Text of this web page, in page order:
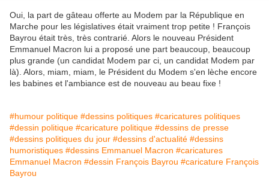
Oui, la part de gâteau offerte au Modem par la République en
Marche pour les législatives était vraiment trop petite ! François
Bayrou était très, très contrarié. Alors le nouveau Président
Emmanuel Macron lui a proposé une part beaucoup, beaucoup
plus grande (un candidat Modem par ci, un candidat Modem par
là). Alors, miam, miam, le Président du Modem s'en lèche encore
les babines et l'ambiance est de nouveau au beau fixe !
#humour politique #dessins politiques #caricatures politiques
#dessin politique #caricature politique #dessins de presse
#dessins politiques du jour #dessins d'actualité #dessins
humoristiques #dessins Emmanuel Macron #caricatures
Emmanuel Macron #dessin François Bayrou #caricature François
Bayrou